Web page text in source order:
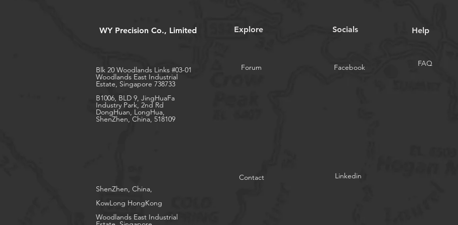
WY Precision Co., Limited Explore Socials Help
Blk 20 Woodlands Links #03-01
Woodlands East Industrial
Estate, Singapore 738733
B1006, BLD 9, JingHuaFa
Industry Park, 2nd Rd
DongHuan, LongHua,
ShenZhen, China, 518109
Forum Facebook
FAQ
Contact
Linkedin
ShenZhen, China,
KowLong HongKong​
Woodlands East Industrial